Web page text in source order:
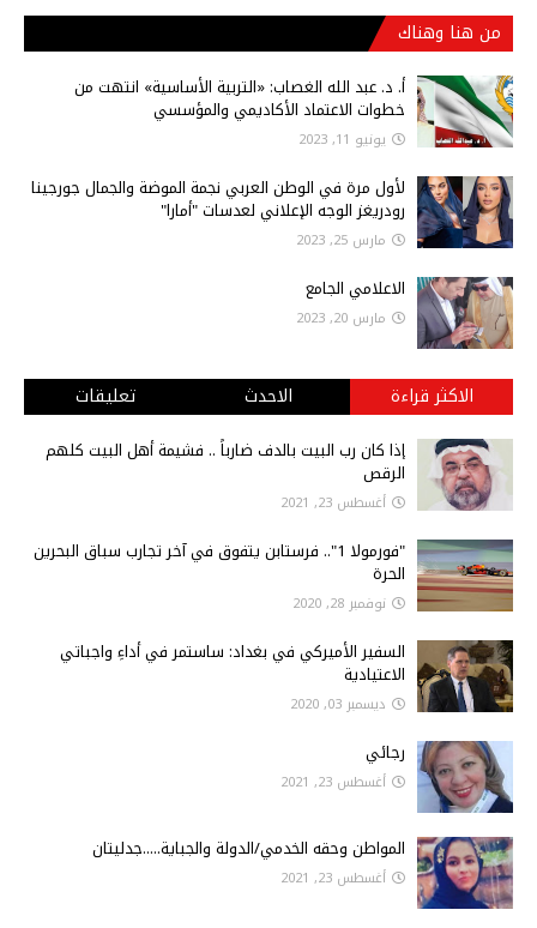
من هنا وهناك
أ‌. د. عبد الله الغصاب: «التربية الأساسية» انتهت من
خطوات الاعتماد الأكاديمي والمؤسسي
يونيو 11, 2023
لأول مرة في الوطن العربي نجمة الموضة والجمال جورجينا
رودريغز الوجه الإعلاني لعدسات "أمارا"
مارس 25, 2023
الاعلامي الجامع
مارس 20, 2023
الاكثر قراءة الاحدث تعليقات
إذا كان رب البيت بالدف ضارباً .. فشيمة أهل البيت كلهم
الرقص
أغسطس 23, 2021
"فورمولا 1".. فرستابن يتفوق في آخر تجارب سباق البحرين
الحرة
نوفمبر 28, 2020
السفير الأميركي في بغداد: ساستمر في أداءِ واجباتي
الاعتيادية
ديسمبر 03, 2020
رجائي
أغسطس 23, 2021
المواطن وحقه الخدمي/الدولة والجباية.....جدليتان
أغسطس 23, 2021